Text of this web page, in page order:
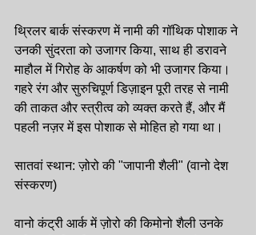
थ्रिलर बार्क संस्करण में नामी की गॉथिक पोशाक ने
उनकी सुंदरता को उजागर किया, साथ ही डरावने
माहौल में गिरोह के आकर्षण को भी उजागर किया।
गहरे रंग और सुरुचिपूर्ण डिज़ाइन पूरी तरह से नामी
की ताकत और स्त्रीत्व को व्यक्त करते हैं, और मैं
पहली नज़र में इस पोशाक से मोहित हो गया था।
सातवां स्थान: ज़ोरो की "जापानी शैली" (वानो देश
संस्करण)
वानो कंट्री आर्क में ज़ोरो की किमोनो शैली उनके